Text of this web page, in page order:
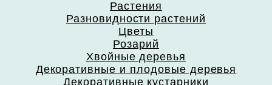
Растения
Разновидности растений
Цветы
Розарий
Хвойные деревья
Декоративные и плодовые деревья
Декоративные кустарники